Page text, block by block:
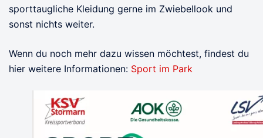
sporttaugliche Kleidung gerne im Zwiebellook und
sonst nichts weiter.
Wenn du noch mehr dazu wissen möchtest, findest du
hier weitere Informationen: Sport im Park